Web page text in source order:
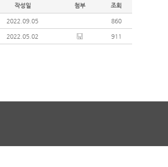
작성일 첨부 조회
2022.09.05 860
2022.05.02 911